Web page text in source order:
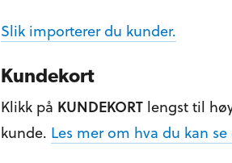
Slik importerer du kunder.
Kundekort
Klikk på KUNDEKORTlengst til
kunde. Les mer om hva du kan